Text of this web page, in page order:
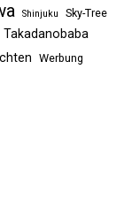
Shinjuku Sky-Tree
Takadanobaba
Werbung